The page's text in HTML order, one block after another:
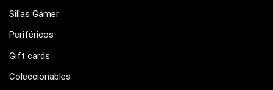
Sillas Gamer
Periféricos
Gift cards
Coleccionables